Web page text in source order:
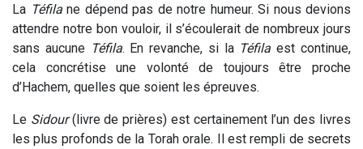
La Téfilane dépend pas de notre humeur. Si nous devions
attendre notre bon vouloir, il s’écoulerait de nombreux jours
sans aucune Téfila. En revanche, si la Téfila est continue,
cela concrétise une volonté de toujours être proche
d’Hachem, quelles que soient les épreuves.
Le Sidour(livre de prières) est certainement l’un des livres
les plus profonds de la Torah orale. Il est rempli de secrets